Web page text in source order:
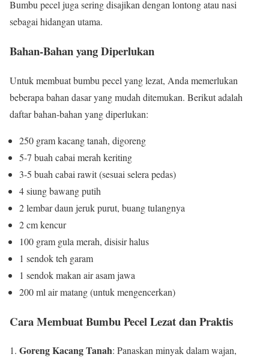
Bumbu pecel juga sering disajikan dengan lontong atau nasi
sebagai hidangan utama.
Bahan-Bahan yang Diperlukan
Untuk membuat bumbu pecel yang lezat, Anda memerlukan
beberapa bahan dasar yang mudah ditemukan. Berikut adalah
daftar bahan-bahan yang diperlukan:
250 gram kacang tanah, digoreng
5-7 buah cabai merah keriting
3-5 buah cabai rawit (sesuai selera pedas)
4 siung bawang putih
2 lembar daun jeruk purut, buang tulangnya
2 cm kencur
100 gram gula merah, disisir halus
1 sendok teh garam
1 sendok makan air asam jawa
200 ml air matang (untuk mengencerkan)
Cara Membuat Bumbu Pecel Lezat dan Praktis
Goreng Kacang Tanah: Panaskan minyak dalam wajan,